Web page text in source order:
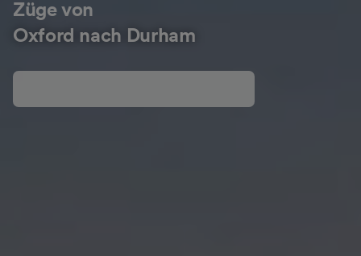
Züge von
Oxford nach Durham